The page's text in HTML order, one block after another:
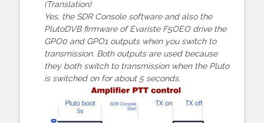
(Translation)
Yes, the SDR Console software and also the
PlutoDVB firmware of Evariste F5OEO drive the
GPO0 and GPO1 outputs when you switch to
transmission. Both outputs are used because
they both switch to transmission when the Pluto
is switched on for about 5 seconds.